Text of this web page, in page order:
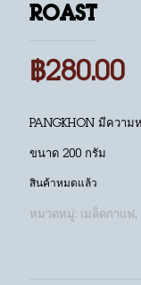
Roast
฿280.00
Pangkhon มีความ
ขนาด 200 กรัม
สินค้าหมดแล้ว
หมวดหมู่: เมล็ดกาแฟ